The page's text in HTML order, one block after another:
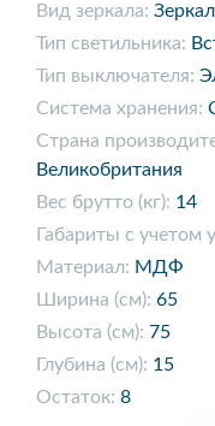
Вид зеркала:
Тип светильника:
Тип выключателя:
Система хранения:
Страна
Великобритания
Вес брутто (кг): 14
Габариты с учетом
Материал: МДФ
Ширина (см): 65
Высота (см): 75
Глубина (см): 15
Остаток: 8